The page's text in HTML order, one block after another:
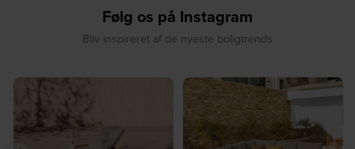
Følg os på Instagram
Bliv inspireret af de nyeste boligtrends
☀️ Sommerens favorit til terrassen ☀️⁠
8 0
☀️ Sommerens naturlige
samlingspunkt⁠
8 0